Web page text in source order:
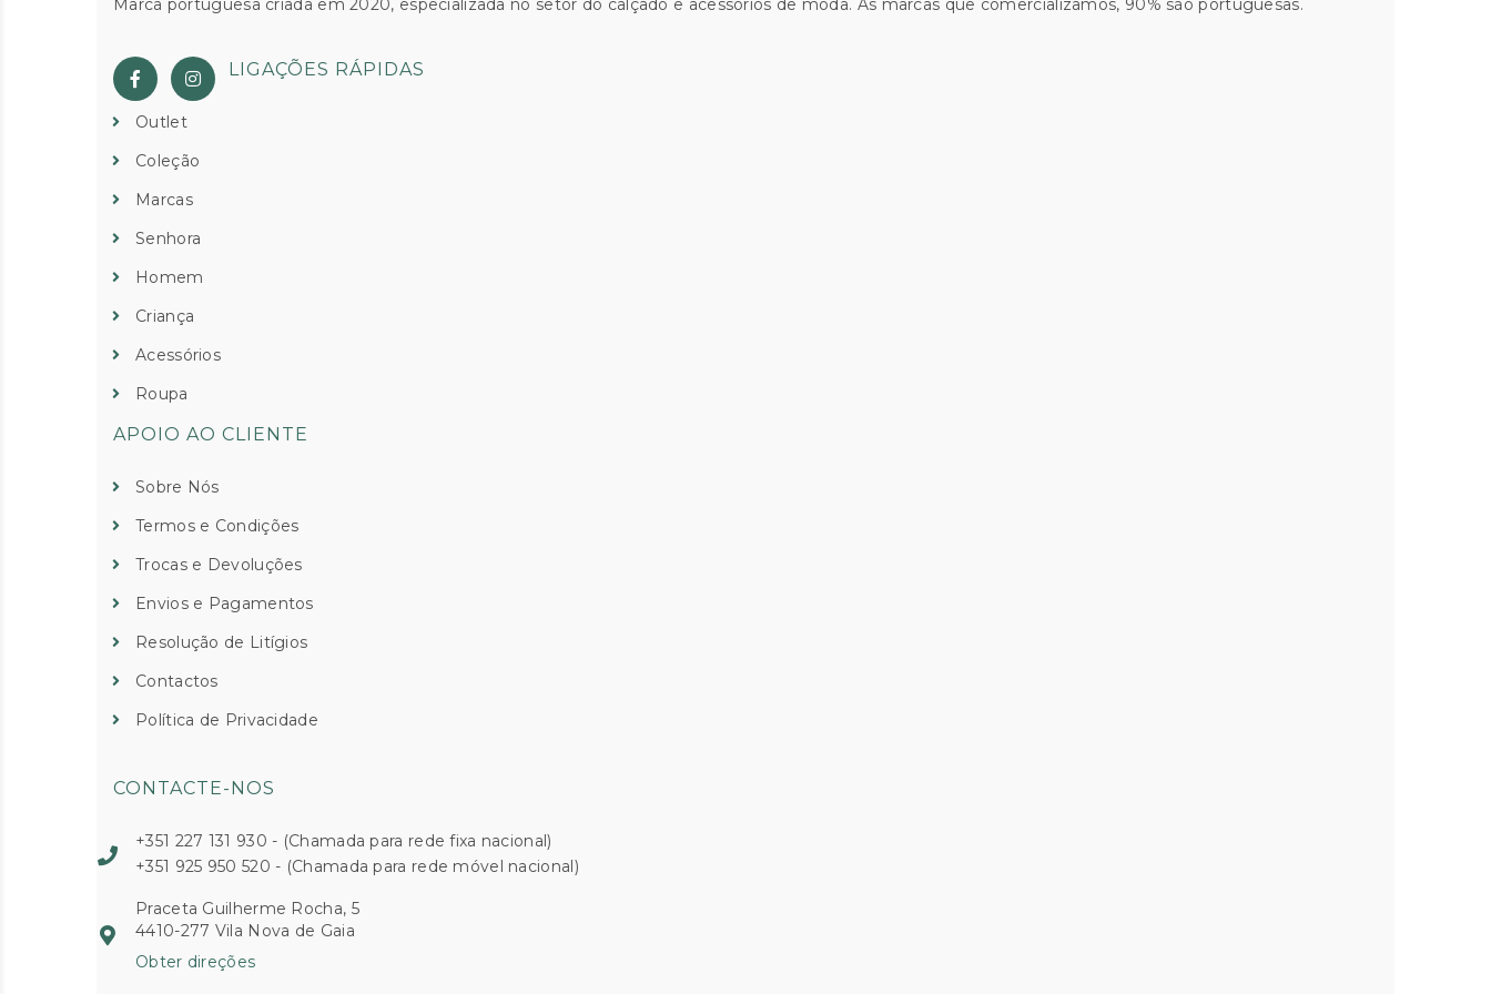
Marca portuguesa criada em 2020, especializada no setor do calçado e acessórios de moda. As marcas que comercializamos, 90% são portuguesas.
LIGAÇÕES RÁPIDAS
Outlet
Coleção
Marcas
Senhora
Homem
Criança
Acessórios
Roupa
APOIO AO CLIENTE
Sobre Nós
Termos e Condições
Trocas e Devoluções
Envios e Pagamentos
Resolução de Litígios
Contactos
Política de Privacidade
CONTACTE-NOS
+351 227 131 930 - (Chamada para rede fixa nacional)
+351 925 950 520 - (Chamada para rede móvel nacional)
Praceta Guilherme Rocha, 5
4410-277 Vila Nova de Gaia
Obter direções